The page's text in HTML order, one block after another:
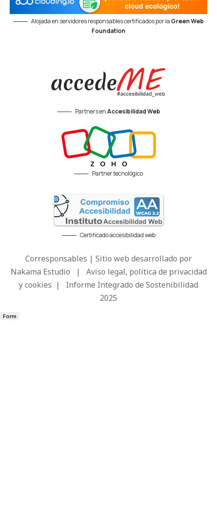
Alojada en servidores responsables certificados por la Green Web
Foundation
Partners enAccesibilidad Web
Partner tecnológico
Certificado accesibilidad web
Corresponsables | Sitio web desarrollado por
Nakama Estudio | Aviso legal, política de privacidad
y cookies | Informe Integrado de Sostenibilidad
2025
Form